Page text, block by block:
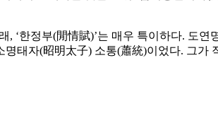
‘한정부(閒情賦)’는 매우 특이하다. 도
태자(昭明太子) 소통(蕭統)이었다. 그가